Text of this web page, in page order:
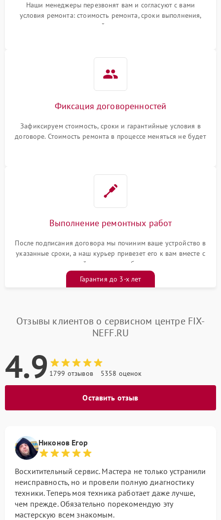
Наши менеджеры перезвонят вам и согласуют с вами
условия ремонта: стоимость ремонта, сроки выполнения,
гарантийные условия
Фиксация договоренностей
Зафиксируем стоимость, сроки и гарантийные условия в
договоре. Стоимость ремонта в процессе меняться не будет
Выполнение ремонтных работ
После подписания договора мы починим ваше устройство в
указанные сроки, а наш курьер привезет его к вам вместе с
гарантийным талоном бесплатно
Гарантия до 3-х лет
Отзывы клиентов о сервисном центре FIX-
NEFF.RU
4.9 1799 отзывов 5358 оценок
Оставить отзыв
Никонов Егор
Восхитительный сервис. Мастера не только устранили
неисправность, но и провели полную диагностику
техники. Теперь моя техника работает даже лучше,
чем прежде. Обязательно порекомендую эту
мастерскую всем знакомым.